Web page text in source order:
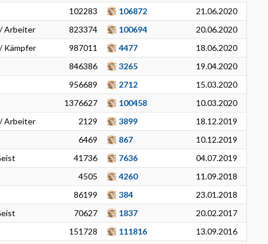
102283 106872
21.06.2020
Arbeiter 823374 100694
20.06.2020
Kämpfer 987011 4477
18.06.2020
846386 3265
19.04.2020
956689 2712
15.03.2020
1376627 100458
10.03.2020
Arbeiter 2129 3899
18.12.2019
6469 867
10.12.2019
41736 7636
04.07.2019
4505 4260
11.09.2018
86199 384
23.01.2018
70627 1837
20.02.2017
151728 111816
13.09.2016